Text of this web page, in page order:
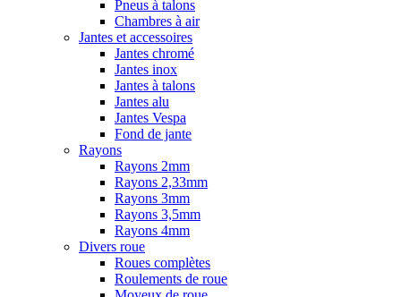
Pneus à talons
Chambres à air
Jantes et accessoires
Jantes chromé
Jantes inox
Jantes à talons
Jantes alu
Jantes Vespa
Fond de jante
Rayons
Rayons 2mm
Rayons 2,33mm
Rayons 3mm
Rayons 3,5mm
Rayons 4mm
Divers roue
Roues complètes
Roulements de roue